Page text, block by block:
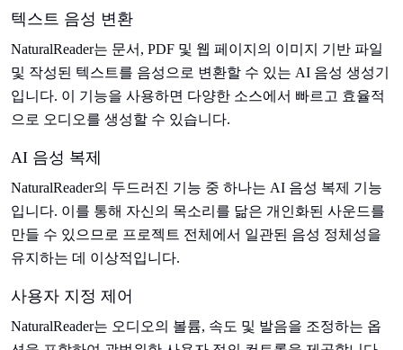
텍스트 음성 변환
NaturalReader는 문서, PDF 및 웹 페이지의 이미지 기반 파일
및 작성된 텍스트를 음성으로 변환할 수 있는 AI 음성 생성기
입니다. 이 기능을 사용하면 다양한 소스에서 빠르고 효율적
으로 오디오를 생성할 수 있습니다.
AI 음성 복제
NaturalReader의 두드러진 기능 중 하나는 AI 음성 복제 기능
입니다. 이를 통해 자신의 목소리를 닮은 개인화된 사운드를
만들 수 있으므로 프로젝트 전체에서 일관된 음성 정체성을
유지하는 데 이상적입니다.
사용자 지정 제어
NaturalReader는 오디오의 볼륨, 속도 및 발음을 조정하는 옵